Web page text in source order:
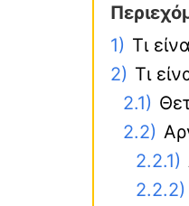
1) Τι
2) Τι
2.1)
2.2)
2.2.1)
2.2.2)